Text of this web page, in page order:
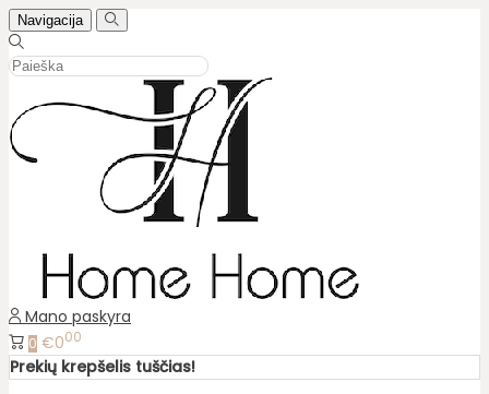
Navigacija
Mano paskyra
0 €000
Prekių krepšelis tuščias!